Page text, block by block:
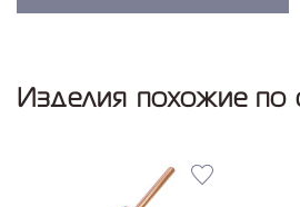
Изделия похожие по